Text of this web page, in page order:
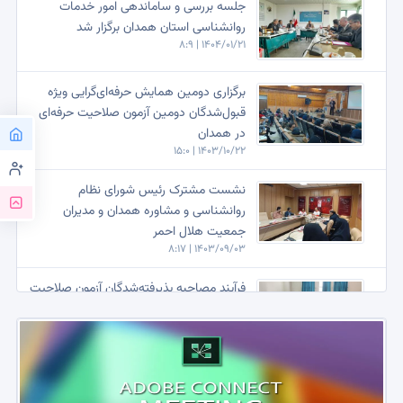
1403/07/28 | 7:37
همایش هفته سلامت روان در استان همدان برگزار خواهد شد
به همت شورای استانی سازمان روانشناسی و مشاوره همدان همایش
حرفه ای گری برگزار شد
1403/06/28 | 13:21
جلسه بررسی و ساماندهی امور خدمات
روانشناسی استان همدان برگزار شد
1404/01/21 | 8:9
برگزاری دومین همایش حرفه‌ای‌گرایی ویژه
قبول‌شدگان دومین آزمون صلاحیت حرفه‌ای
در همدان
1403/10/22 | 15:0
نشست مشترک رئیس شورای نظام
روانشناسی و مشاوره همدان و مدیران
جمعیت هلال احمر
1403/09/03 | 8:17
فرآیند مصاحبه پذیرفته‌شدگان آزمون صلاحیت
1403/08/12 | 8:15
نشست شورای استانی سازمان نظام
روانشناسی و مشاوره همدان با پیشکسوتان